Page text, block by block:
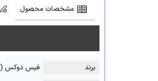
مشخصات محصول
برند فیس دوکس (Facedoux)